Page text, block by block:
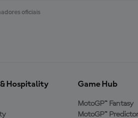
oficiais
Hospitality Game Hub
MotoGP™ Fantasy
MotoGP™ Predictor